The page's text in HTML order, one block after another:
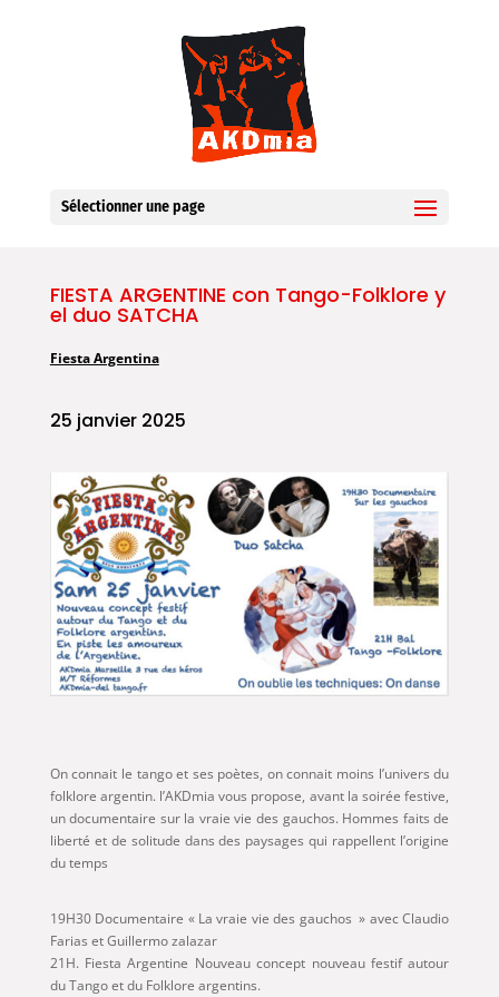
Sélectionner une page
FIESTA ARGENTINE con Tango-Folklore y
el duo SATCHA
Fiesta Argentina
25 janvier 2025
On connait le tango et ses poètes, on connait moins l’univers du
folklore argentin. l’AKDmia vous propose, avant la soirée festive,
un documentaire sur la vraie vie des gauchos. Hommes faits de
liberté et de solitude dans des paysages qui rappellent l’origine
du temps
19H30 Documentaire « La vraie vie des gauchos » avec Claudio
Farias et Guillermo zalazar
21H. Fiesta Argentine Nouveau concept nouveau festif autour
du Tango et du Folklore argentins.